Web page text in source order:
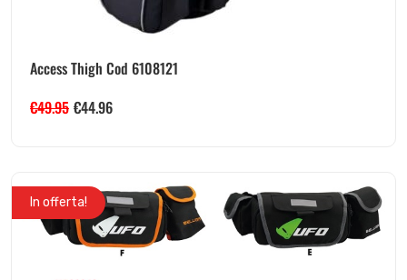
Access Thigh Cod 6108121
€49.95 €44.96
In offerta!